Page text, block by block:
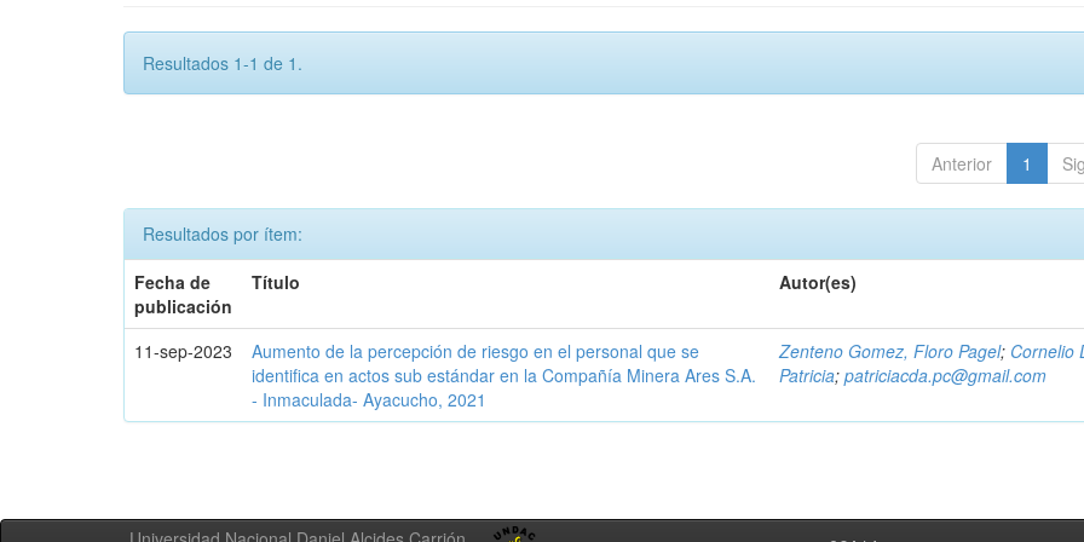
Resultados 1-1 de 1.
Anterior 1
Resultados por ítem:
Fecha de
publicación
Título Autor(es)
11-sep-2023
Aumento de la percepción de riesgo en el personal que se
identifica en actos sub estándar en la Compañía Minera Ares S.A.
- Inmaculada- Ayacucho, 2021
Zenteno Gomez, Floro Pagel; Cornelio
Patricia;patriciacda.pc@gmail.com